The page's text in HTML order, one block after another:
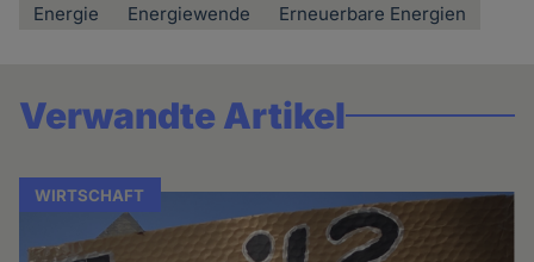
Energie Energiewende Erneuerbare Energien
Verwandte Artikel
WIRTSCHAFT